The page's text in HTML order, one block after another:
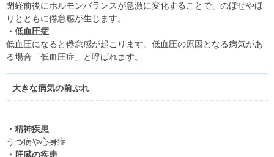
閉経前後にホルモンバランスが急激に変化することで、のぼせやほ
りとともに倦怠感が生じます。
・低血圧症
低血圧になると倦怠感が起こります。低血圧の原因となる病気があ
る場合「低血圧症」と呼ばれます。
大きな病気の前ぶれ
・精神疾患
うつ病や心身症
・肝臓の疾患